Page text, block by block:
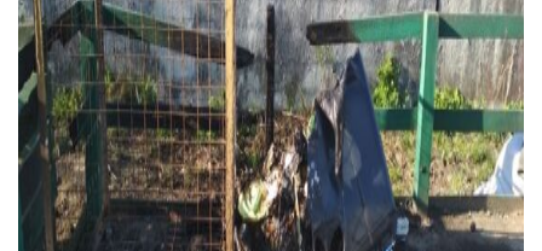
Довідник
Контакти
Рекламні прайси
Підтримати «місцевих»